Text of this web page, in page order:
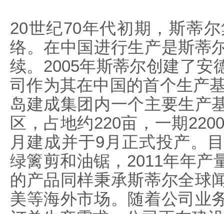
20世纪70年代初期，斯蒂
络。在中国进行生产是斯蒂
续。2005年斯蒂尔创建了安
司作为其在中国的首个生产
岛建成集团内一个主要生产
区，占地约220亩，一期
月建成并于9月正式投产。
绿篱剪和油锯，2011年年产
的产品同样秉承斯蒂尔全球
美等海外市场。随着公司业